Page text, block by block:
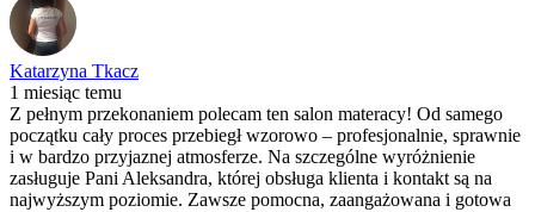
Katarzyna Tkacz
1 miesiąc temu
Z pełnym przekonaniem polecam ten salon materacy! Od samego
początku cały proces przebiegł wzorowo – profesjonalnie, sprawnie
i w bardzo przyjaznej atmosferze. Na szczególne wyróżnienie
zasługuje Pani Aleksandra, której obsługa klienta i kontakt są na
najwyższym poziomie. Zawsze pomocna, zaangażowana i gotowa